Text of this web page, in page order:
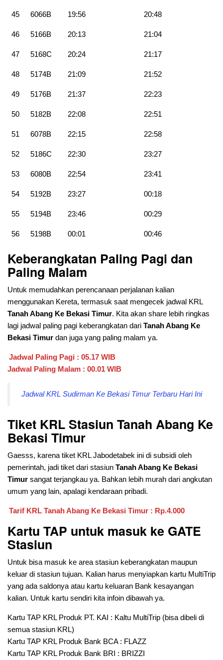
45 6066B 19:56 20:48
46 5166B 20:13 21:04
47 5168C 20:24 21:17
48 5174B 21:09 21:52
49 5176B 21:37 22:23
50 5182B 22:08 22:51
51 6078B 22:15 22:58
52 5186C 22:30 23:27
53 6080B 22:54 23:41
54 5192B 23:27 00:18
55 5194B 23:46 00:29
56 5198B 00:01 00:46
Keberangkatan Paling Pagi dan
Paling Malam
Untuk memudahkan perencanaan perjalanan kalian
menggunakan Kereta, termasuk saat mengecek jadwal KRL
Tanah Abang Ke Bekasi Timur. Kita akan share lebih ringkas
lagi jadwal paling pagi keberangkatan dari Tanah Abang Ke
Bekasi Timur dan juga yang paling malam ya.
Jadwal Paling Pagi : 05.17 WIB
Jadwal Paling Malam : 00.01 WIB
Jadwal KRL Sudirman Ke Bekasi Timur Terbaru Hari Ini
Tiket KRL Stasiun Tanah Abang Ke
Bekasi Timur
Gaesss, karena tiket KRL Jabodetabek ini di subsidi oleh
pemerintah, jadi tiket dari stasiun Tanah Abang Ke Bekasi
Timur sangat terjangkau ya. Bahkan lebih murah dari angkutan
umum yang lain, apalagi kendaraan pribadi.
Tarif KRL Tanah Abang Ke Bekasi Timur : Rp.4.000
Kartu TAP untuk masuk ke GATE
Stasiun
Untuk bisa masuk ke area stasiun keberangkatan maupun
keluar di stasiun tujuan. Kalian harus menyiapkan kartu MultiTrip
yang ada saldonya atau kartu keluaran Bank kesayangan
kalian. Untuk kartu sendiri kita infoin dibawah ya.
Kartu TAP KRL Produk PT. KAI : Kaltu MultiTrip (bisa dibeli di
semua stasiun KRL)
Kartu TAP KRL Produk Bank BCA : FLAZZ
Kartu TAP KRL Produk Bank BRI : BRIZZI